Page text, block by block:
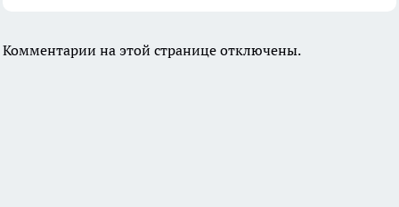
Комментарии на этой странице отключены.